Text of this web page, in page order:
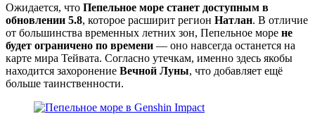
Ожидается, что Пепельное море станет доступным в
обновлении 5.8, которое расширит регион Натлан. В отличие
от большинства временных летних зон, Пепельное море не
будет ограничено по времени — оно навсегда останется на
карте мира Тейвата. Согласно утечкам, именно здесь якобы
находится захоронение Вечной Луны, что добавляет ещё
больше таинственности.